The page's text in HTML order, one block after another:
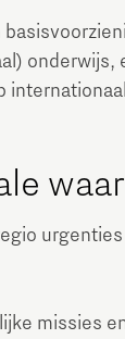
onderwijs,
missies